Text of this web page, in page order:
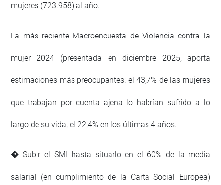
mujeres (723.958) al año.
La más reciente Macroencuesta de Violencia contra la
mujer 2024 (presentada en diciembre 2025, aporta
estimaciones más preocupantes: el 43,7% de las mujeres
que trabajan por cuenta ajena lo habrían sufrido a lo
largo de su vida, el 22,4% en los últimas 4 años.
� Subir el SMI hasta situarlo en el 60% de la media
salarial (en cumplimiento de la Carta Social Europea)